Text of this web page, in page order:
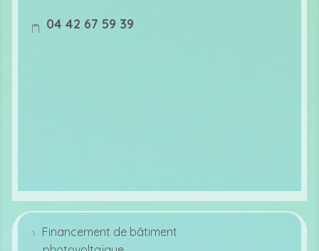
n
n
04 42 67 59 39
Financement de bâtiment